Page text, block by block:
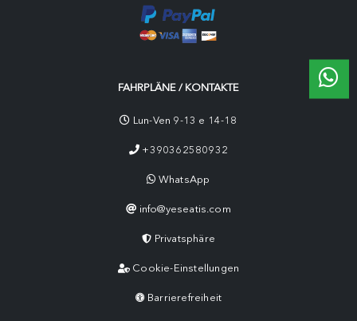
FAHRPLÄNE / KONTAKTE
Lun-Ven 9-13 e 14-18
+390362580932
WhatsApp
info@yeseatis.com
Privatsphäre
Cookie-Einstellungen
Barrierefreiheit